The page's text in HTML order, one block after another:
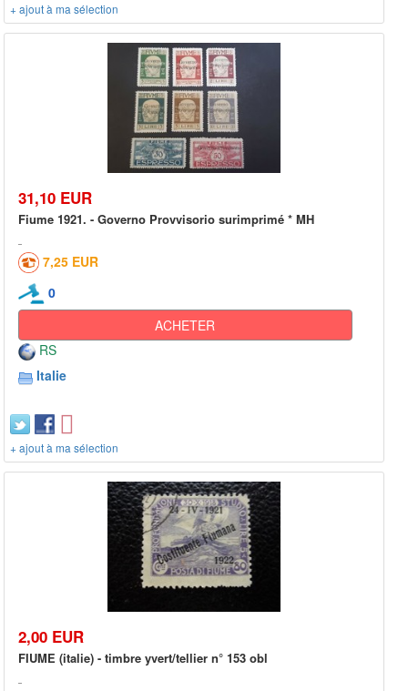
+ ajout à ma sélection
31,10 EUR
Fiume 1921. - Governo Provvisorio surimprimé * MH
7,25 EUR
0
ACHETER
RS
Italie
+ ajout à ma sélection
2,00 EUR
FIUME (italie) - timbre yvert/tellier n° 153 obl